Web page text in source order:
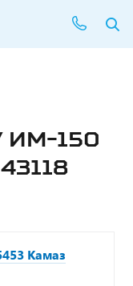
ИМ-150
Камаз